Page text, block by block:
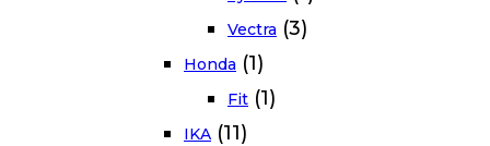
Vectra (3)
Honda (1)
Fit (1)
IKA (11)